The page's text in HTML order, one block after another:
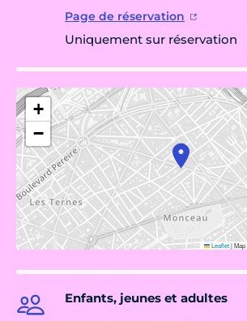
Page de réservation
Uniquement sur réservation
+
−
Leaflet|
Enfants, jeunes et adultes